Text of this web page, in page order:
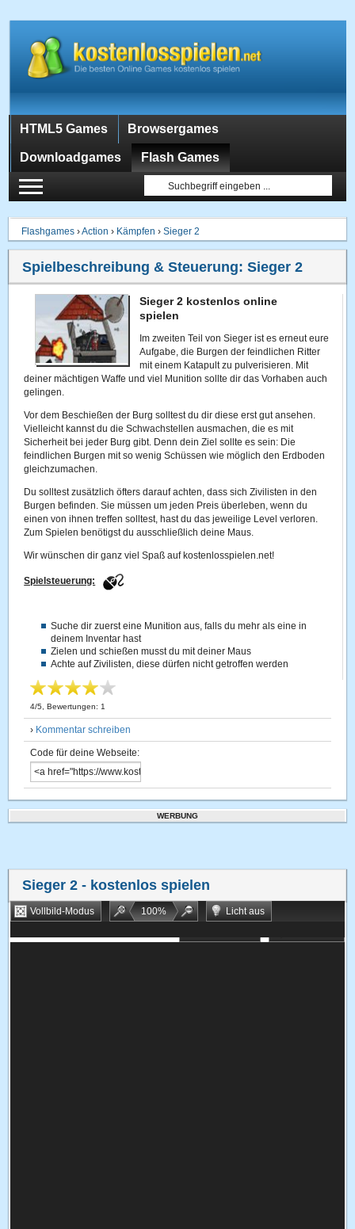
HTML5 Games Browsergames
Downloadgames Flash Games
Flashgames ›Action › Kämpfen ›Sieger 2
Spielbeschreibung & Steuerung:Sieger 2
Sieger 2 kostenlos online
spielen
Im zweiten Teil von Sieger ist es erneut eure
Aufgabe, die Burgen der feindlichen Ritter
mit einem Katapult zu pulverisieren. Mit
deiner mächtigen Waffe und viel Munition sollte dir das Vorhaben auch
gelingen.
Vor dem Beschießen der Burg solltest du dir diese erst gut ansehen.
Vielleicht kannst du die Schwachstellen ausmachen, die es mit
Sicherheit bei jeder Burg gibt. Denn dein Ziel sollte es sein: Die
feindlichen Burgen mit so wenig Schüssen wie möglich den Erdboden
gleichzumachen.
Du solltest zusätzlich öfters darauf achten, dass sich Zivilisten in den
Burgen befinden. Sie müssen um jeden Preis überleben, wenn du
einen von ihnen treffen solltest, hast du das jeweilige Level verloren.
Zum Spielen benötigst du ausschließlich deine Maus.
Wir wünschen dir ganz viel Spaß auf kostenlosspielen.net!
Spielsteuerung:
Suche dir zuerst eine Munition aus, falls du mehr als eine in
deinem Inventar hast
Zielen und schießen musst du mit deiner Maus
Achte auf Zivilisten, diese dürfen nicht getroffen werden
4/5 , Bewertungen: 1
› Kommentar schreiben
Code für deine Webseite:
WERBUNG
Sieger 2 - kostenlos spielen
Vollbild-Modus 100%
Licht aus